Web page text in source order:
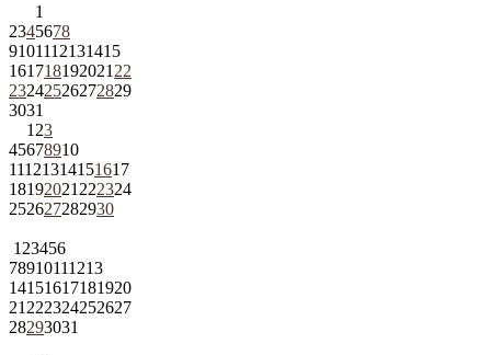
1
2345678
9101112131415
161718192021 22
23242526272829
3031
1 23
45678910
11121314151617
18192021 222324
252627282930
1 23456
78910111213
14151617181920
21 222324252627
28293031